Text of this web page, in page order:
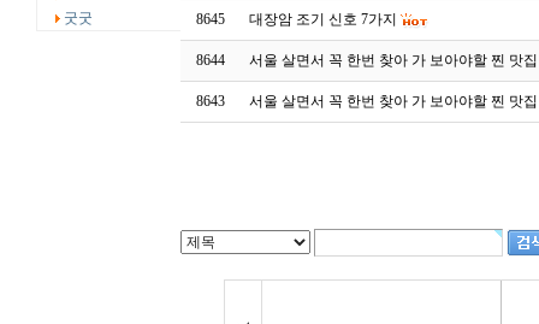
굿굿
8645 대장암 조기 신호 7가지
8644 서울 살면서 꼭 한번 찾아 가 보아야할 찐 맛
8643 서울 살면서 꼭 한번 찾아 가 보아야할 찐 맛